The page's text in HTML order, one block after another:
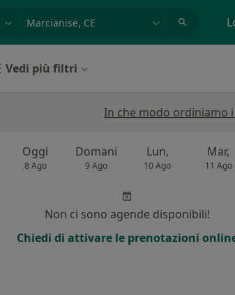
Vedi più filtri
In che modo ordiniamo
Oggi
8 Ago
Domani
9 Ago
Lun,
10 Ago
Mar,
11 Ago
Non ci sono agende disponibili!
Chiedi di attivare le prenotazioni